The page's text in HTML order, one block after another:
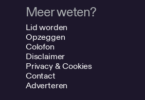
Meer weten?
Lid worden
Opzeggen
Colofon
Disclaimer
Privacy & Cookies
Contact
Adverteren